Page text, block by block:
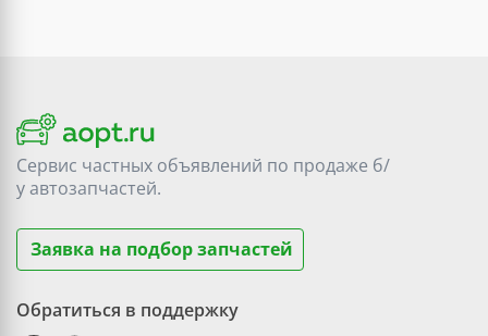
Сервис частных объявлений по продаже б/
уавтозапчастей.
Заявка на подбор запчастей
Обратиться в поддержку